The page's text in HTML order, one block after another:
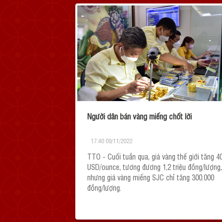
Người dân bán vàng miếng chốt lời
17:40 09/11/2022
TTO - Cuối tuần qua, giá vàng thế giới tăng
USD/ounce, tương đương 1,2 triệu đồng/lượng,
nhưng giá vàng miếng SJC chỉ tăng 300.000
đồng/lượng.